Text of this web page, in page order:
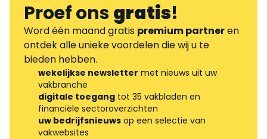
Proef onsgratis!
Word één maand gratis premium partneren
ontdek alle unieke voordelen die wij u te
bieden hebben.
wekelijkse newsletter met nieuws uit uw
vakbranche
digitale toegang tot 35 vakbladen en
financiële sectoroverzichten
uw bedrijfsnieuws op een selectie van
vakwebsites